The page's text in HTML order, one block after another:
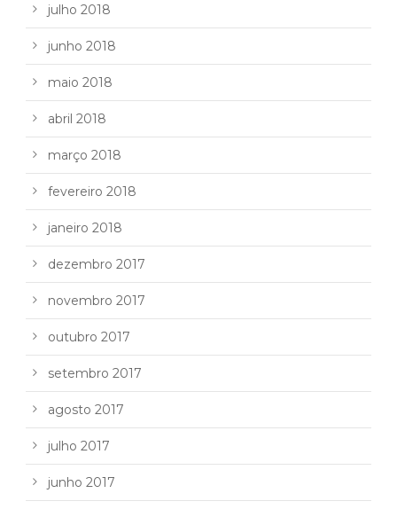
julho 2018
junho 2018
maio 2018
abril 2018
março 2018
fevereiro 2018
janeiro 2018
dezembro 2017
novembro 2017
outubro 2017
setembro 2017
agosto 2017
julho 2017
junho 2017